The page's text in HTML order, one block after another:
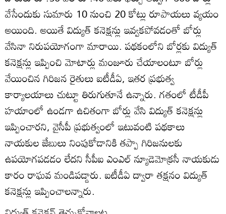
వేసేందుకు సుమారు 10 నుంచి 20 కోట్లు రూపాయలు వ్యయం
అయింది. అయితే విద్యుత్‌ కనెక్షన్లు ఇవ్వకపోవడంతో బోర్లు
వేసినా నిరుపయోగంగా మారాయి. పథకంలోని బోర్లకు విద్యుత్‌
కనెక్షన్లు ఇప్పించి మోటార్లు మంజూరు చేయాలంటూ బోర్లు
వేయించిన గిరిజన రైతులు ఐటీడీఏ, ఇతర ప్రభుత్వ
కార్యాలయాలు చుట్టూ తిరుగుతూనే ఉన్నారు. గతంలో టీడీపీ
హయాంలో ఉండగా ఉచితంగా బోర్లు వేసి విద్యుత్‌ కనెక్షన్లు
ఇప్పించారని, వైసీపీ ప్రభుత్వంలో ఇటువంటి పథకాలు
నాయకుల జేబులు నింపుకోడానికి తప్పా గిరిజనులకు
ఉపయోగపడడం లేదని సీపీఐ ఎంఎల్‌ న్యూడెమోక్రసీ నాయకుడు
కారం రాఘవ మండిపడ్డారు. ఐటీడీఏ ద్వారా తక్షనం విద్యుత్‌
కనెక్షన్లు ఇప్పించాలన్నారు.